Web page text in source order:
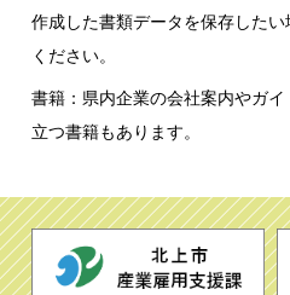
作成した書類データを保存した
ください。
書籍：県内企業の会社案内やガ
立つ書籍もあります。